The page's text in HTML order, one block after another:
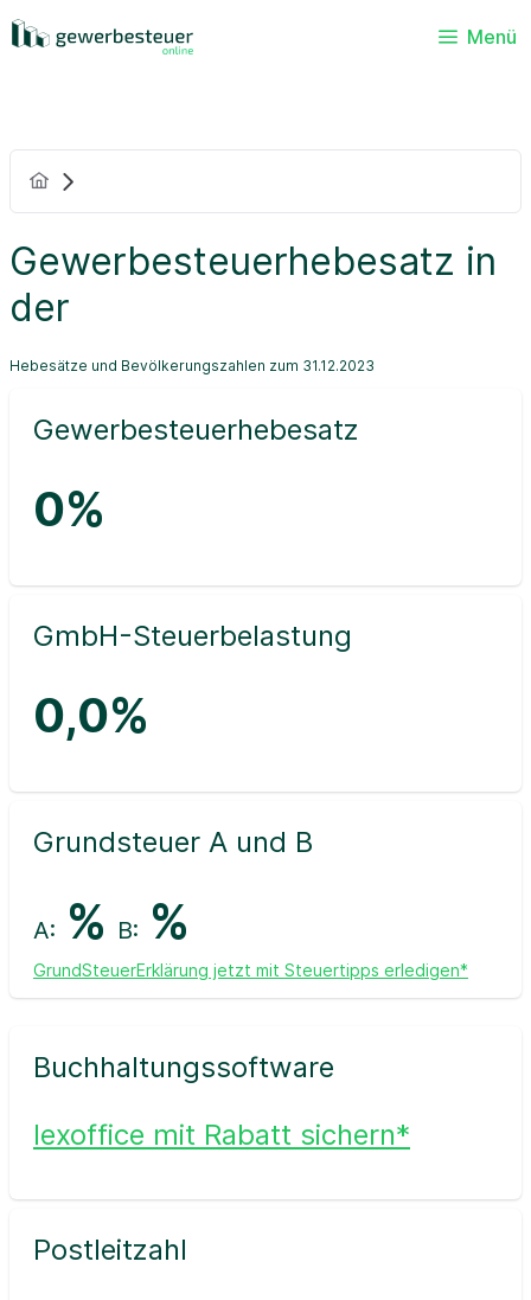
Menü
Gewerbesteuerhebesatz in
der
Hebesätze und Bevölkerungszahlen zum 31.12.2023
Gewerbesteuerhebesatz
0%
GmbH-Steuerbelastung
0,0%
Grundsteuer A und B
A: % B: %
GrundSteuerErklärung jetzt mit Steuertipps erledigen*
Buchhaltungssoftware
lexoffice mit Rabatt sichern*
Postleitzahl